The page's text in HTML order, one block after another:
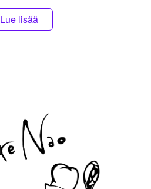
Lue lisää